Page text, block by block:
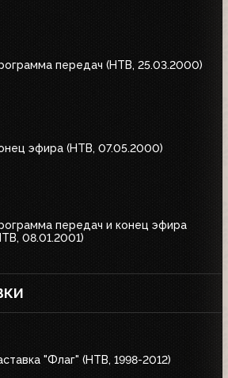
передач (НТВ, 25.03.2000)
эфира (НТВ, 07.05.2000)
передач и конец эфира
08.01.2001)
"Флаг" (НТВ, 1998-2012)